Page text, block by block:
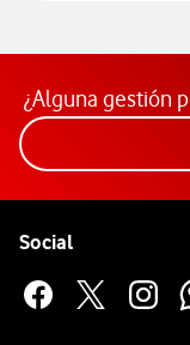
¿Alguna gestión
Social